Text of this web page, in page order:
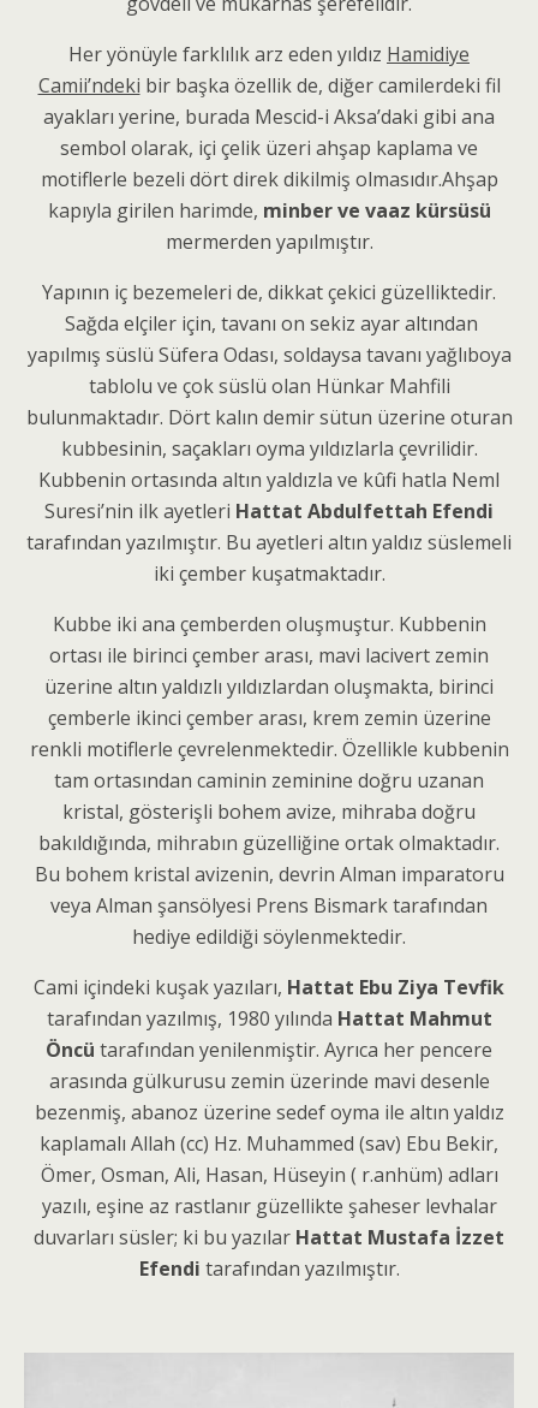
Her yönüyle farklılık arz eden yıldız Hamidiye
Camii’ndeki bir başka özellik de, diğer camilerdeki fil
ayakları yerine, burada Mescid-i Aksa’daki gibi ana
sembol olarak, içi çelik üzeri ahşap kaplama ve
motiflerle bezeli dört direk dikilmiş olmasıdır.Ahşap
kapıyla girilen harimde, minber ve vaaz kürsüsü
mermerden yapılmıştır.
Yapının iç bezemeleri de, dikkat çekici güzelliktedir.
Sağda elçiler için, tavanı on sekiz ayar altından
yapılmış süslü Süfera Odası, soldaysa tavanı yağlıboya
tablolu ve çok süslü olan Hünkar Mahfili
bulunmaktadır. Dört kalın demir sütun üzerine oturan
kubbesinin, saçakları oyma yıldızlarla çevrilidir.
Kubbenin ortasında altın yaldızla ve kûfi hatla Neml
Suresi’nin ilk ayetleri Hattat Abdulfettah Efendi
tarafından yazılmıştır. Bu ayetleri altın yaldız süslemeli
iki çember kuşatmaktadır.
Kubbe iki ana çemberden oluşmuştur. Kubbenin
ortası ile birinci çember arası, mavi lacivert zemin
üzerine altın yaldızlı yıldızlardan oluşmakta, birinci
çemberle ikinci çember arası, krem zemin üzerine
renkli motiflerle çevrelenmektedir. Özellikle kubbenin
tam ortasından caminin zeminine doğru uzanan
kristal, gösterişli bohem avize, mihraba doğru
bakıldığında, mihrabın güzelliğine ortak olmaktadır.
Bu bohem kristal avizenin, devrin Alman imparatoru
veya Alman şansölyesi Prens Bismark tarafından
hediye edildiği söylenmektedir.
Cami içindeki kuşak yazıları, Hattat Ebu Ziya Tevfik
tarafından yazılmış, 1980 yılında Hattat Mahmut
Öncü tarafından yenilenmiştir. Ayrıca her pencere
arasında gülkurusu zemin üzerinde mavi desenle
bezenmiş, abanoz üzerine sedef oyma ile altın yaldız
kaplamalı Allah (cc) Hz. Muhammed (sav) Ebu Bekir,
Ömer, Osman, Ali, Hasan, Hüseyin ( r.anhüm) adları
yazılı, eşine az rastlanır güzellikte şaheser levhalar
duvarları süsler; ki bu yazılar Hattat Mustafa İzzet
Efendi tarafından yazılmıştır.